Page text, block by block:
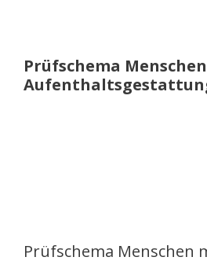
Prüfschema
Prüfschema Menschen